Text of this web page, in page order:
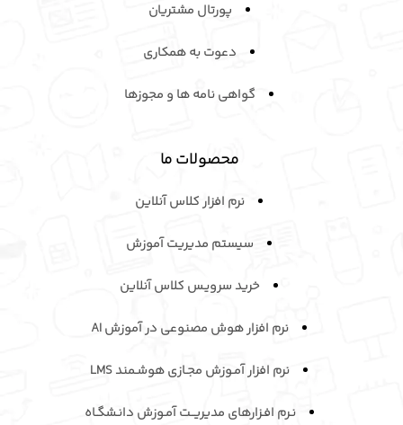
پورتال مشتریان
دعوت به همکاری
گواهی نامه ها و مجوزها
محصولات ما
نرم افزار کلاس آنلاین
سیستم مدیریت آموزش
خرید سرویـس کلاس آنلاین
نرم افزار هوش مصنوعی در آموزش AI
نرم افزار آمـوزش مجـازی هوشـمند LMS
نـرم افـزارهای مدیریــت آمـوزش دانـشگـاه